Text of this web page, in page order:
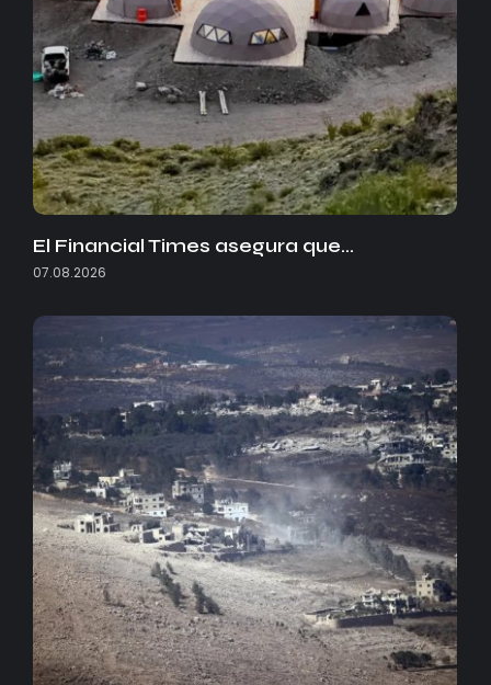
El Financial Times asegura que…
07.08.2026